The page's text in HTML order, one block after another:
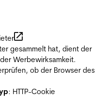
gesammelt hat, dient der
Werbewirksamkeit.
ob der Browser des
: HTTP-Cookie